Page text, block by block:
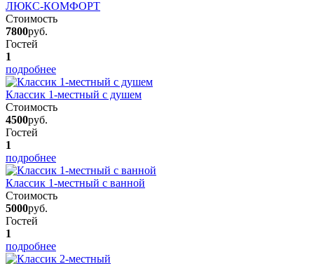
ЛЮКС-КОМФОРТ
Стоимость
7800руб.
Гостей
1
подробнее
Классик 1-местный с душем
Стоимость
4500руб.
Гостей
1
подробнее
Классик 1-местный с ванной
Стоимость
5000руб.
Гостей
1
подробнее